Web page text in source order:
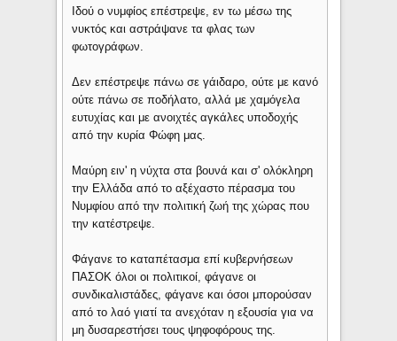
Ιδού ο νυμφίος επέστρεψε, εν τω μέσω της
νυκτός και αστράψανε τα φλας των
φωτογράφων.
Δεν επέστρεψε πάνω σε γάιδαρο, ούτε με κανό
ούτε πάνω σε ποδήλατο, αλλά με χαμόγελα
ευτυχίας και με ανοιχτές αγκάλες υποδοχής
από την κυρία Φώφη μας.
Μαύρη ειν' η νύχτα στα βουνά και σ' ολόκληρη
την Ελλάδα από το αξέχαστο πέρασμα του
Νυμφίου από την πολιτική ζωή της χώρας που
την κατέστρεψε.
Φάγανε το καταπέτασμα επί κυβερνήσεων
ΠΑΣΟΚ όλοι οι πολιτικοί, φάγανε οι
συνδικαλιστάδες, φάγανε και όσοι μπορούσαν
από το λαό γιατί τα ανεχόταν η εξουσία για να
μη δυσαρεστήσει τους ψηφοφόρους της.